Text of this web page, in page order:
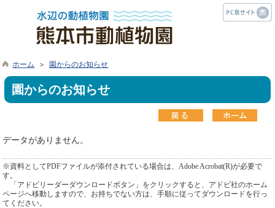
ホーム ＞ 園からのお知らせ
園からのお知らせ
データがありません。
※資料としてPDFファイルが添付されている場合は、Adobe Acrobat(R)が必要で
す。
「アドビリーダーダウンロードボタン」をクリックすると、アドビ社のホーム
ページへ移動しますので、お持ちでない方は、手順に従ってダウンロードを行っ
てください。